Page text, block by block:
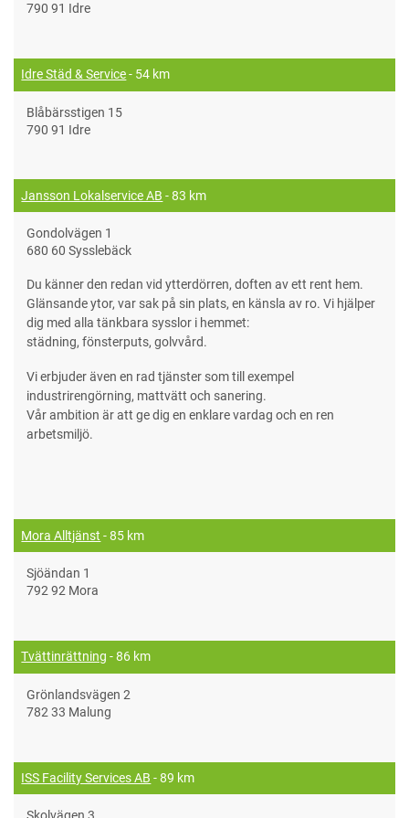
790 91 Idre
Idre Städ & Service- 54 km
Blåbärsstigen 15
790 91 Idre
Jansson Lokalservice AB - 83 km
Gondolvägen 1
680 60 Sysslebäck
Du känner den redan vid ytterdörren, doften av ett rent hem.
Glänsande ytor, var sak på sin plats, en känsla av ro. Vi hjälper
dig med alla tänkbara sysslor i hemmet:
städning, fönsterputs, golvvård.
Vi erbjuder även en rad tjänster som till exempel
industrirengörning, mattvätt och sanering.
Vår ambition är att ge dig en enklare vardag och en ren
arbetsmiljö.
Mora Alltjänst - 85 km
Sjöändan 1
792 92 Mora
Tvättinrättning - 86 km
Grönlandsvägen 2
782 33 Malung
ISS Facility Services AB - 89 km